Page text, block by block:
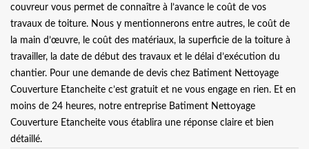
couvreur vous permet de connaître à l’avance le coût de vos
travaux de toiture. Nous y mentionnerons entre autres, le coût de
la main d’œuvre, le coût des matériaux, la superficie de la toiture à
travailler, la date de début des travaux et le délai d’exécution du
chantier. Pour une demande de devis chez Batiment Nettoyage
Couverture Etancheite c’est gratuit et ne vous engage en rien. Et en
moins de 24 heures, notre entreprise Batiment Nettoyage
Couverture Etancheite vous établira une réponse claire et bien
détaillé.